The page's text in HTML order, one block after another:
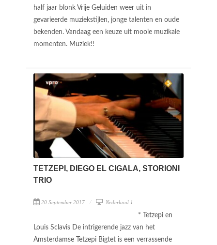
half jaar blonk Vrije Geluiden weer uit in
gevarieerde muziekstijlen, jonge talenten en oude
bekenden. Vandaag een keuze uit mooie muzikale
momenten. Muziek!!
TETZEPI, DIEGO EL CIGALA, STORIONI
TRIO
20 September 2017 Nederland 1
* Tetzepi en
Louis Sclavis De intrigerende jazz van het
Amsterdamse Tetzepi Bigtet is een verrassende